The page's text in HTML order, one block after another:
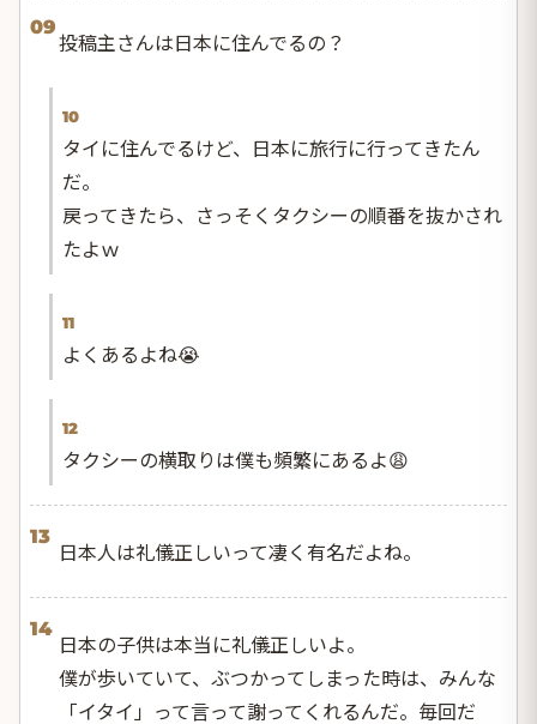
09
投稿主さんは日本に住んでるの？
10
タイに住んでるけど、日本に旅行に行ってきたん
だ。
戻ってきたら、さっそくタクシーの順番を抜かされ
たよｗ
11
よくあるよね😭
12
タクシーの横取りは僕も頻繁にあるよ😩
13
日本人は礼儀正しいって凄く有名だよね。
14
日本の子供は本当に礼儀正しいよ。
僕が歩いていて、ぶつかってしまった時は、みんな
「イタイ」って言って謝ってくれるんだ。毎回だ